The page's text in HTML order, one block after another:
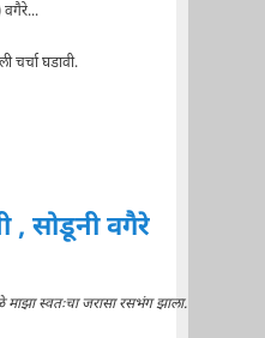
चर्चा घडावी.
, सोडूनी वगैरे
माझा स्वतःचा जरासा रसभंग झाला.